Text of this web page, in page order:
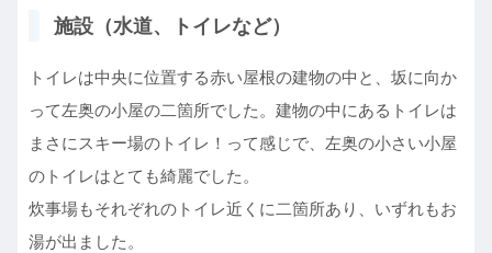
施設（水道、トイレなど）
トイレは中央に位置する赤い屋根の建物の中と、坂に向か
って左奥の小屋の二箇所でした。建物の中にあるトイレは
まさにスキー場のトイレ！って感じで、左奥の小さい小屋
のトイレはとても綺麗でした。
炊事場もそれぞれのトイレ近くに二箇所あり、いずれもお
湯が出ました。